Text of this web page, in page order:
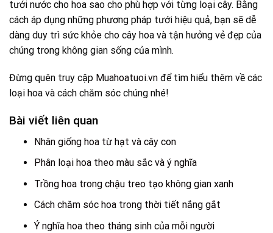
tưới nước cho hoa sao cho phù hợp với từng loại cây. Bằng
cách áp dụng những phương pháp tưới hiệu quả, bạn sẽ dễ
dàng duy trì sức khỏe cho cây hoa và tận hưởng vẻ đẹp của
chúng trong không gian sống của mình.
Đừng quên truy cập Muahoatuoi.vn để tìm hiểu thêm về các
loại hoa và cách chăm sóc chúng nhé!
Bài viết liên quan
Nhân giống hoa từ hạt và cây con
Phân loại hoa theo màu sắc và ý nghĩa
Trồng hoa trong chậu treo tạo không gian xanh
Cách chăm sóc hoa trong thời tiết nắng gắt
Ý nghĩa hoa theo tháng sinh của mỗi người